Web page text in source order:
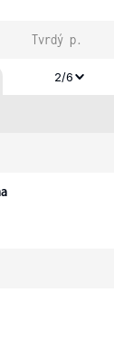
Tvrdý p.
2/6